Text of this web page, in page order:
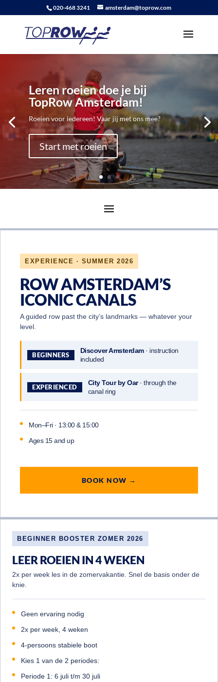
020-468 3241 amsterdam@toprow.com
Leren roeien doe je bij
TopRow Amsterdam!
Roeien voor iedereen! Vaar jij met ons mee?
Start met roeien
EXPERIENCE · SUMMER 2026
ROW AMSTERDAM’S
ICONIC CANALS
A guided row past the city’s landmarks — whatever your
level.
BEGINNERS
Discover Amsterdam· instruction
included
EXPERIENCED
City Tour by Oar· through the
canal ring
Mon–Fri · 13:00 & 15:00
Ages 15 and up
BOOK NOW →
BEGINNER BOOSTER ZOMER 2026
LEER ROEIEN IN 4 WEKEN
2x per week les in de zomervakantie. Snel de basis onder de
knie.
Geen ervaring nodig
2x per week, 4 weken
4-persoons stabiele boot
Kies 1 van de 2 periodes:
Periode 1: 6 juli t/m 30 juli